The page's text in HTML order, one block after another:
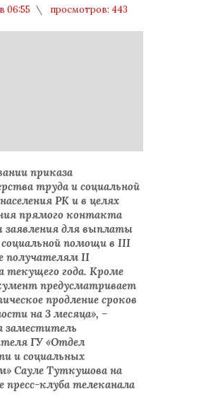
06:55
просмотров: 443
приказа
труда и социальной
РК и в целях
прямого контакта
заявления для выплаты
социальной помощи в III
получателям II
текущего года. Кроме
предусматривает
продление сроков
на 3 месяца», –
заместитель
ГУ «Отдел
и социальных
Сауле Туткушова на
пресс-клуба телеканала